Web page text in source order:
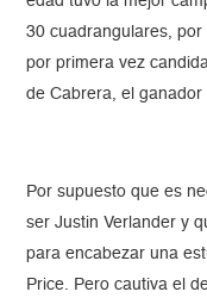
30 cuadrangulares,
por primera vez
de Cabrera, el
Por supuesto que es
ser Justin Verlander y
para encabezar una
Price. Pero cautiva el